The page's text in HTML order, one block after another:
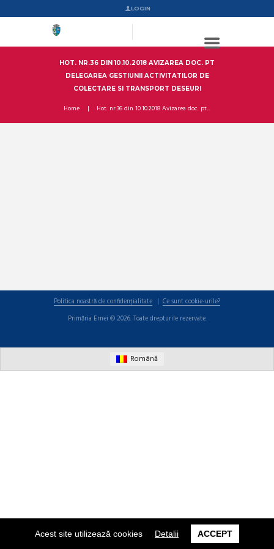
Acest site utilizează cookies Detalii ACCEPT
LOGIN
HOT. NR.36 DIN 10.10.2018 AVIZAREA DOC. PT
DELEGAREA GESTIUNII ACTIVITATILOR DE
COLECTARE SI TRANSPORT DESEURI
Home Hot. nr.36 din 10.10.2018 Avizarea doc. pt...
Politica noastră de confidențialitate
Ce sunt cookie-urile?
Primăria Ernei © 2026. Toate drepturile rezervate.
Română